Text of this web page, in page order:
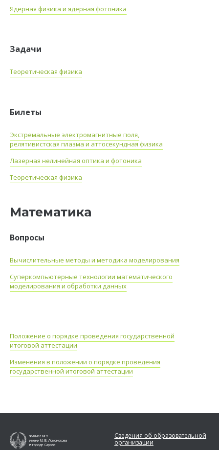
Ядерная физика и ядерная фотоника
Задачи
Теоретическая физика
Билеты
Экстремальные электромагнитные поля,
релятивистская плазма и аттосекундная физика
Лазерная нелинейная оптика и фотоника
Теоретическая физика
Математика
Вопросы
Вычислительные методы и методика моделирования
Суперкомпьютерные технологии математического
моделирования и обработки данных
Положение о порядке проведения государственной
итоговой аттестации
Изменения в положении о порядке проведения
государственной итоговой аттестации
Филиал МГУ
имени М. В. Ломоносова
в городе Сарове
Сведения об образовательной
организации